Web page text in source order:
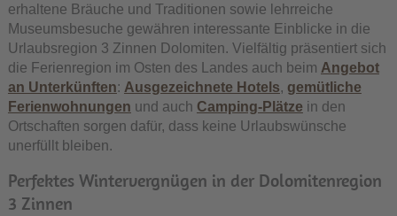
erhaltene Bräuche und Traditionen sowie lehrreiche
Museumsbesuche gewähren interessante Einblicke in die
Urlaubsregion 3 Zinnen Dolomiten. Vielfältig präsentiert sich
die Ferienregion im Osten des Landes auch beim Angebot
an Unterkünften: Ausgezeichnete Hotels, gemütliche
Ferienwohnungen und auch Camping-Plätze in den
Ortschaften sorgen dafür, dass keine Urlaubswünsche
unerfüllt bleiben.
Perfektes Wintervergnügen in der Dolomitenregion
3 Zinnen